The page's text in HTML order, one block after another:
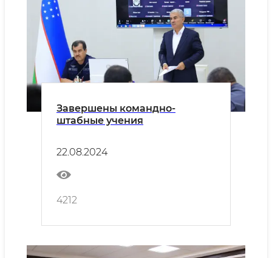
Завершены командно-
штабные учения
22.08.2024
4212